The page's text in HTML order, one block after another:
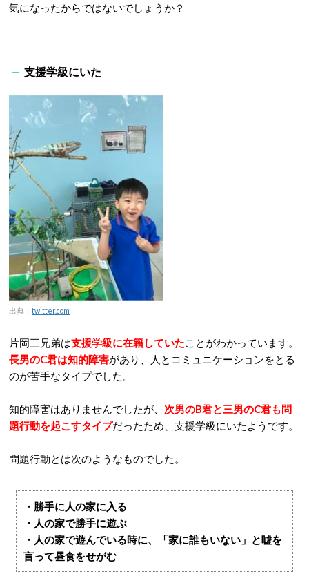
気になったからではないでしょうか？
支援学級にいた
出典： twitter.com
片岡三兄弟は支援学級に在籍していたことがわかっています。
長男のC君は知的障害があり、人とコミュニケーションをとる
のが苦手なタイプでした。
知的障害はありませんでしたが、 次男のB君と三男のC君も問
題行動を起こすタイプだったため、支援学級にいたようです。
問題行動とは次のようなものでした。
・勝手に人の家に入る
・人の家で勝手に遊ぶ
・人の家で遊んでいる時に、「家に誰もいない」と嘘を
言って昼食をせがむ